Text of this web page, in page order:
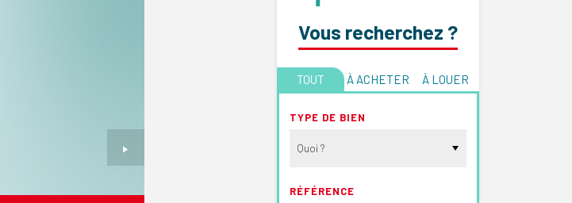
Vous recherchez ?
TOUT À ACHETER À LOUER
TYPE DE BIEN
Quoi ?
RÉFÉRENCE